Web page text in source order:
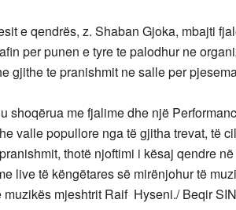
e qendrës, z. Shaban Gjoka, mbajti
per punen e tyre te palodhur ne
gjithe te pranishmit ne salle per
shoqërua me fjalime dhe një
valle popullore nga të gjitha trevat, të
thotë njoftimi i kësaj qendre
live të këngëtares së mirënjohur të
mjeshtrit Raif Hyseni./ Beqir